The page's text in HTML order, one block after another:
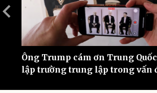
Quan sát
Cuộc sống đó đây
Hồ sơ
Video
Ảnh
E-
Infographic
Ông Trump cám ơn Trung
lập trường trung lập trong vấn